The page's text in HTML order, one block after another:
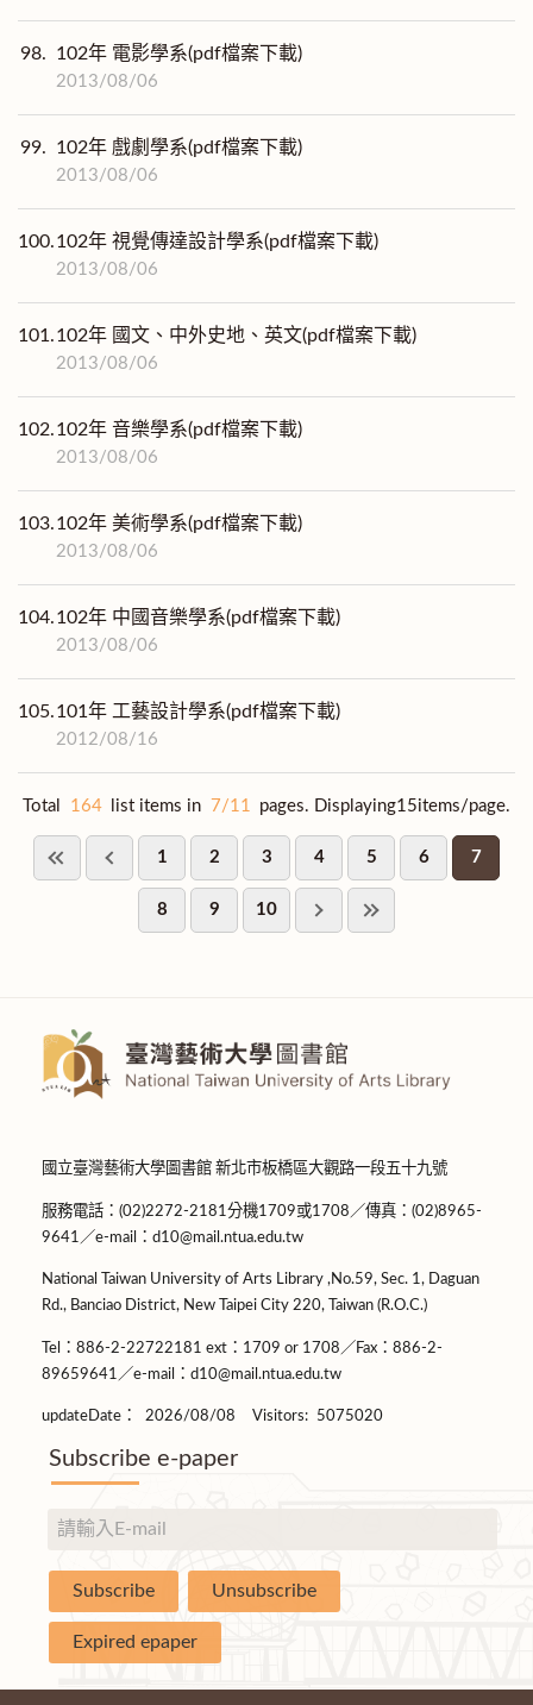
98. 102年 電影學系(pdf檔案下載)
2013/08/06
99. 102年 戲劇學系(pdf檔案下載)
2013/08/06
100.102年 視覺傳達設計學系(pdf檔案下載)
2013/08/06
101.102年 國文、中外史地、英文(pdf檔案下載)
2013/08/06
102.102年 音樂學系(pdf檔案下載)
2013/08/06
103.102年 美術學系(pdf檔案下載)
2013/08/06
104.102年 中國音樂學系(pdf檔案下載)
2013/08/06
105.101年 工藝設計學系(pdf檔案下載)
2012/08/16
Total 164 list items in 7/11 pages. Displaying15items/page.
1 2 3 4 5 6 7
8 9 10
國立臺灣藝術大學圖書館 新北市板橋區大觀路一段五十九號
服務電話：(02)2272-2181分機1709或1708／傳真：(02)8965-
9641／e-mail：d10@mail.ntua.edu.tw
National Taiwan University of Arts Library ,No.59, Sec. 1, Daguan
Rd., Banciao District, New Taipei City 220, Taiwan (R.O.C.)
Tel：886-2-22722181 ext：1709 or 1708／Fax：886-2-
89659641／e-mail：d10@mail.ntua.edu.tw
updateDate： 2026/08/08 Visitors: 5075020
Subscribe e-paper